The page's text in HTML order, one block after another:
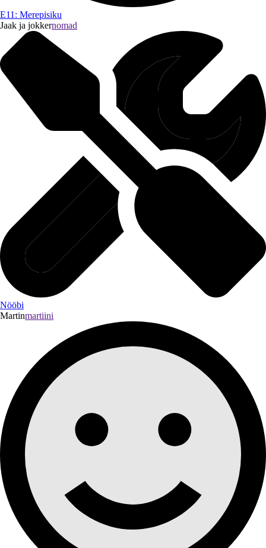
E11: Merepisiku
Jaak ja jokkernomad
Nööbi
Martinmartiini